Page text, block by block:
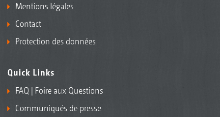
Mentions légales
Contact
Protection des données
Quick Links
FAQ | Foire aux Questions
Communiqués de presse